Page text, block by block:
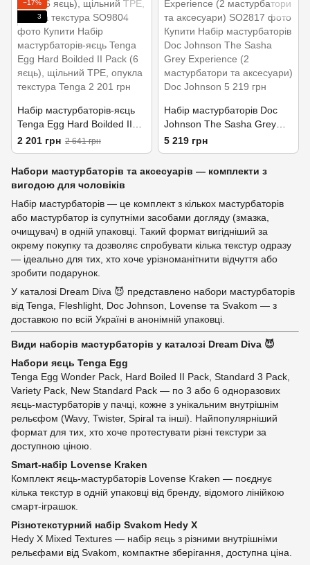
−17%
3
Набір мастурбаторів-яєць
Tenga Egg Hard Boilded II
Pack (6 яєць), щільний TPE,
опукла текстура
2 201 грн 2 641 грн
Набір мастурбаторів Doc
Johnson The Sasha Grey
Experience (2 мастурбатори
та аксесуари)
5 219 грн
Набори мастурбаторів та аксесуарів — комплекти з
вигодою для чоловіків
Набір мастурбаторів — це комплект з кількох мастурбаторів
або мастурбатор із супутніми засобами догляду (змазка,
очищувач) в одній упаковці. Такий формат вигідніший за
окрему покупку та дозволяє спробувати кілька текстур одразу
— ідеально для тих, хто хоче урізноманітнити відчуття або
зробити подарунок.
У каталозі Dream Diva 😈 представлено набори мастурбаторів
від Tenga, Fleshlight, Doc Johnson, Lovense та Svakom — з
доставкою по всій Україні в анонімній упаковці.
Види наборів мастурбаторів у каталозі Dream Diva 😈
Набори яєць Tenga Egg
Tenga Egg Wonder Pack, Hard Boiled II Pack, Standard 3 Pack,
Variety Pack, New Standard Pack — по 3 або 6 одноразових
яєць-мастурбаторів у пачці, кожне з унікальним внутрішнім
рельєфом (Wavy, Twister, Spiral та інші). Найпопулярніший
формат для тих, хто хоче протестувати різні текстури за
доступною ціною.
Smart-набір Lovense Kraken
Комплект яєць-мастурбаторів Lovense Kraken — поєднує
кілька текстур в одній упаковці від бренду, відомого лінійкою
смарт-іграшок.
Різнотекстурний набір Svakom Hedy X
Hedy X Mixed Textures — набір яєць з різними внутрішніми
рельєфами від Svakom, компактне зберігання, доступна ціна.